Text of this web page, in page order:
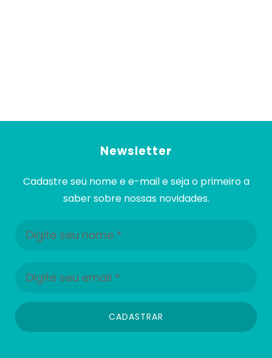
Newsletter
Cadastre seu nome e e-mail e seja o primeiro a
saber sobre nossas novidades.
CADASTRAR